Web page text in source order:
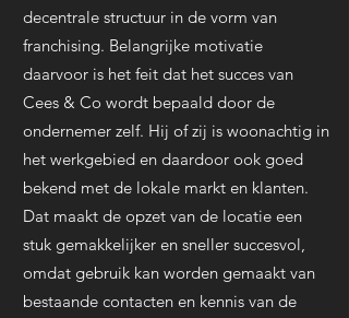
decentrale structuur in de vorm van
franchising. Belangrijke motivatie
daarvoor is het feit dat het succes van
Cees & Co wordt bepaald door de
ondernemer zelf. Hij of zij is woonachtig in
het werkgebied en daardoor ook goed
bekend met de lokale markt en klanten.
Dat maakt de opzet van de locatie een
stuk gemakkelijker en sneller succesvol,
omdat gebruik kan worden gemaakt van
bestaande contacten en kennis van de